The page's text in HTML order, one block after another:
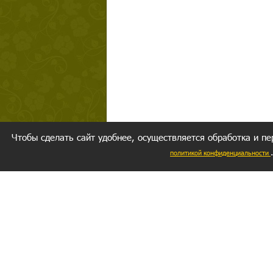
Чтобы сделать сайт удобнее, осуществляется обработка и
политикой конфиденциальности